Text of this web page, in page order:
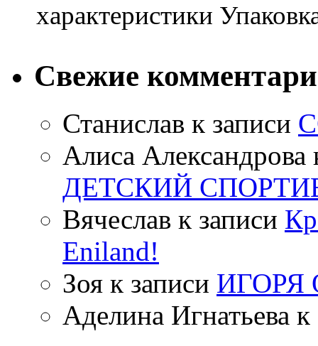
характеристики
Свежие
Станислав к записи
Алиса Александрова
ДЕТСКИЙ
Вячеслав к записи
Eniland!
Зоя к записи ИГОРЯ
Аделина Игнатьева к